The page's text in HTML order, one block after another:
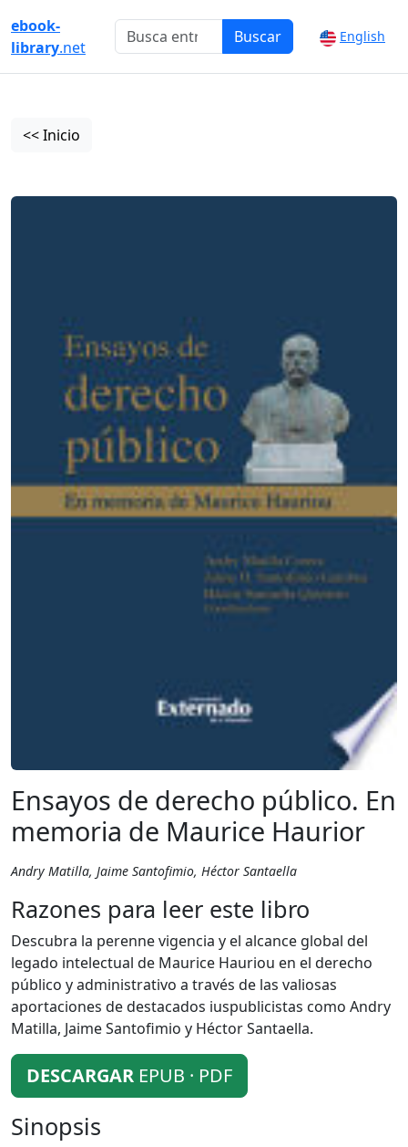
ebook-
library.net
Buscar English
<< Inicio
Ensayos de derecho público. En
memoria de Maurice Haurior
Andry Matilla, Jaime Santofimio, Héctor Santaella
Razones para leer este libro
Descubra la perenne vigencia y el alcance global del
legado intelectual de Maurice Hauriou en el derecho
público y administrativo a través de las valiosas
aportaciones de destacados iuspublicistas como Andry
Matilla, Jaime Santofimio y Héctor Santaella.
DESCARGAR EPUB · PDF
Sinopsis